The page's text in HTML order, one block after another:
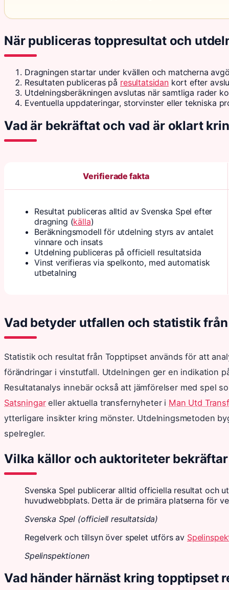
När publiceras toppresultat och
Dragningen startar under kvällen och matcherna
Resultaten publiceras på resultatsidankort efter
Utdelningsberäkningen avslutas när samtliga rader
Eventuella uppdateringar, storvinster eller tekniska
Vad är bekräftat och vad är oklart
Verifierade fakta
Resultat publiceras alltid av Svenska Spel efter
dragning (källa)
Beräkningsmodell för utdelning styrs av antalet
vinnare och insats
Utdelning publiceras på officiell resultatsida
Vinst verifieras via spelkonto, med automatisk
utbetalning
Vad betyder utfallen och statistik
Statistik och resultat från Topptipset används för att
förändringar i vinstutfall. Utdelningen ger en indikation
Resultatanalys innebär också att jämförelser med spel
Satsningareller aktuella transfernyheter i Man Utd
ytterligare insikter kring mönster. Utdelningsmetoden
spelregler.
Vilka källor och auktoriteter
Svenska Spel publicerar alltid officiella resultat och
huvudwebbplats. Detta är de primära platserna för
Svenska Spel (officiell resultatsida)
Regelverk och tillsyn över spelet utförs av
Spelinspektionen
Vad händer härnäst kring topptipset